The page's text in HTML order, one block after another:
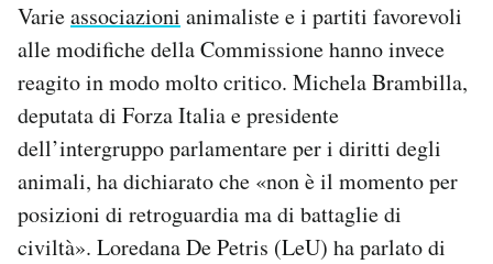
Varieassociazioni animaliste e i partiti favorevoli
alle modifiche della Commissione hanno invece
reagito in modo molto critico. Michela Brambilla,
deputata di Forza Italia e presidente
dell’intergruppo parlamentare per i diritti degli
animali, ha dichiarato che «non è il momento per
posizioni di retroguardia ma di battaglie di
civiltà». Loredana De Petris (LeU) ha parlato di